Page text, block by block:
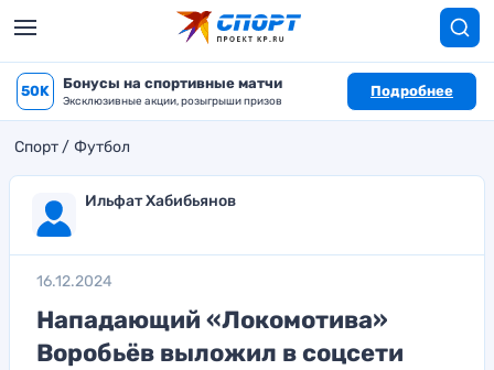
50K Бонусы на спортивные матчи
Эксклюзивные акции, розыгрыши призов
Подробнее
Спорт Футбол
Ильфат Хабибьянов
16.12.2024
Нападающий «Локомотива»
Воробьёв выложил в соцсети